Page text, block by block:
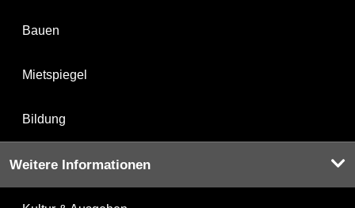
Bauen
Mietspiegel
Bildung
Weitere Informationen